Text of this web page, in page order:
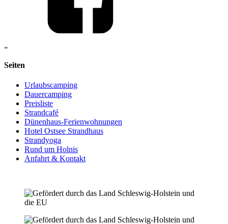
„
Seiten
Urlaubscamping
Dauercamping
Preisliste
Strandcafé
Dünenhaus-Ferienwohnungen
Hotel Ostsee Strandhaus
Strandyoga
Rund um Holnis
Anfahrt & Kontakt